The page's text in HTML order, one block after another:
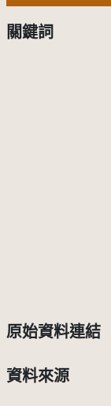
關鍵詞
原始資料連結
資料來源